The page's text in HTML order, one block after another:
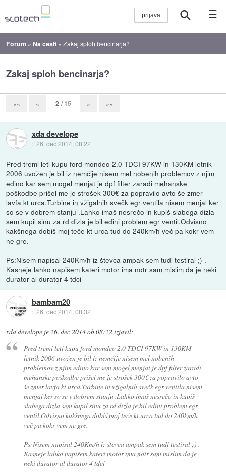
☰
Forum » Na cesti »Zakaj sploh bencinarja?
Zakaj sploh bencinarja?
«« « 2 / 15 » »»
xda develope
::26. dec 2014, 08:22
Pred tremi leti kupu ford mondeo 2.0 TDCI 97KW in 130KM letnik
2006 uvožen je bil iz nemčije nisem mel nobenih problemov z njim
edino kar sem mogel menjat je dpf filter zaradi mehanske
poškodbe prišel me je strošek 300€ za popravilo avto še zmer
lavfa kt urca.Turbine in vžigalnih svečk egr ventila nisem menjal ker
so se v dobrem stanju .Lahko imaš nesrečo in kupiš slabega dizla
sem kupil sinu za rd dizla je bil edini problem egr ventil.Odvisno
kakšnega dobiš moj teče kt urca tud do 240km/h več pa kokr vem
ne gre.
Ps:Nisem napisal 240Km/h iz števca ampak sem tudi testiral ;) .
Kasneje lahko napišem kateri motor ima notr sam mislim da je neki
durator al durator 4 tdci
bambam20
::26. dec 2014, 08:32
xda develope je26. dec 2014 ob 08:22 izjavil:
Pred tremi leti kupu ford mondeo 2.0 TDCI 97KW in 130KM
letnik 2006 uvožen je bil iz nemčije nisem mel nobenih
problemov z njim edino kar sem mogel menjat je dpf filter zaradi
mehanske poškodbe prišel me je strošek 300€ za popravilo avto
še zmer lavfa kt urca.Turbine in vžigalnih svečk egr ventila nisem
menjal ker so se v dobrem stanju .Lahko imaš nesrečo in kupiš
slabega dizla sem kupil sinu za rd dizla je bil edini problem egr
ventil.Odvisno kakšnega dobiš moj teče kt urca tud do 240km/h
več pa kokr vem ne gre.
Ps:Nisem napisal 240Km/h iz števca ampak sem tudi testiral ;) .
Kasneje lahko napišem kateri motor ima notr sam mislim da je
neki durator al durator 4 tdci